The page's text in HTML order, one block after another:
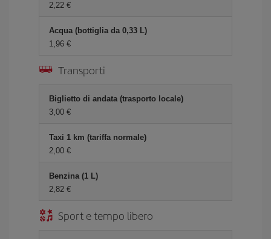
2,22 €
Acqua (bottiglia da 0,33 L)
1,96 €
Transporti
Biglietto di andata (trasporto locale)
3,00 €
Taxi 1 km (tariffa normale)
2,00 €
Benzina (1 L)
2,82 €
Sport e tempo libero